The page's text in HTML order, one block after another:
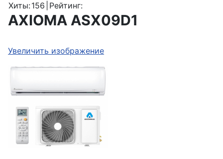
Хиты:156 Рейтинг:
AXIOMA ASX09D1
Увеличить изображение